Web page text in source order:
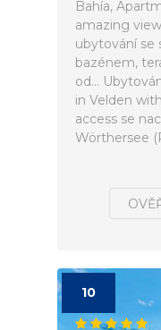
Bahía,
amazing
ubytování se
bazénem,
od...
in Velden
access se
Wörthersee
10